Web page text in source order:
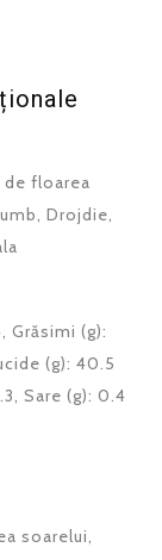
de floarea
Drojdie,
Grăsimi (g):
(g): 40.5
Sare (g): 0.4
soarelui,